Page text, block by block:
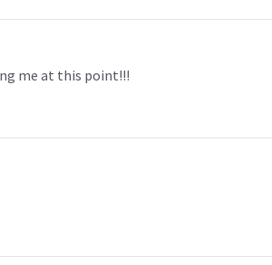
me at this point!!!